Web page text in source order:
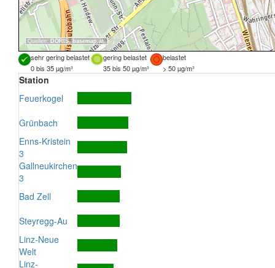
Quellen: DORIS, basemap.at
sehr gering belastet gering belastet
belastet
0 bis 35 µg/m³
35 bis 50 µg/m³ > 50 µg/m³
Station
Feuerkogel
Grünbach
Enns-Kristein
3
Gallneukirchen
3
Bad Zell
Steyregg-Au
Linz-Neue
Welt
Linz-